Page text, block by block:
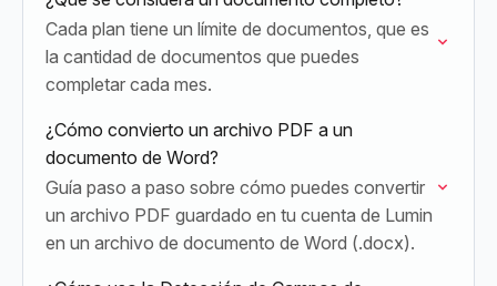
Cada plan tiene un límite de documentos, que es
la cantidad de documentos que puedes
completar cada mes.
¿Cómo convierto un archivo PDF a un
documento de Word?
Guía paso a paso sobre cómo puedes convertir
un archivo PDF guardado en tu cuenta de Lumin
en un archivo de documento de Word (.docx).